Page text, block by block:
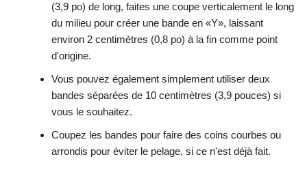
(3,9 po) de long, faites une coupe verticalement le long
du milieu pour créer une bande en «Y», laissant
environ 2 centimètres (0,8 po) à la fin comme point
d'origine.
Vous pouvez également simplement utiliser deux
bandes séparées de 10 centimètres (3,9 pouces) si
vous le souhaitez.
Coupez les bandes pour faire des coins courbes ou
arrondis pour éviter le pelage, si ce n'est déjà fait.